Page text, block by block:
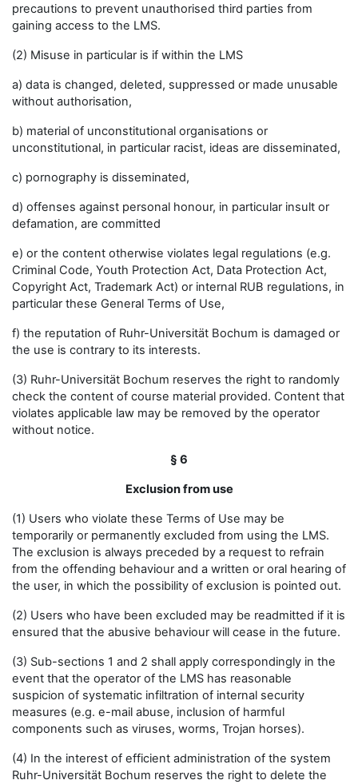
precautions to prevent unauthorised third parties from
gaining access to the LMS.
(2) Misuse in particular is if within the LMS
a) data is changed, deleted, suppressed or made unusable
without authorisation,
b) material of unconstitutional organisations or
unconstitutional, in particular racist, ideas are disseminated,
c) pornography is disseminated,
d) offenses against personal honour, in particular insult or
defamation, are committed
e) or the content otherwise violates legal regulations (e.g.
Criminal Code, Youth Protection Act, Data Protection Act,
Copyright Act, Trademark Act) or internal RUB regulations, in
particular these General Terms of Use,
f) the reputation of Ruhr-Universität Bochum is damaged or
the use is contrary to its interests.
(3) Ruhr-Universität Bochum reserves the right to randomly
check the content of course material provided. Content that
violates applicable law may be removed by the operator
without notice.
§ 6
Exclusion from use
(1) Users who violate these Terms of Use may be
temporarily or permanently excluded from using the LMS.
The exclusion is always preceded by a request to refrain
from the offending behaviour and a written or oral hearing of
the user, in which the possibility of exclusion is pointed out.
(2) Users who have been excluded may be readmitted if it is
ensured that the abusive behaviour will cease in the future.
(3) Sub-sections 1 and 2 shall apply correspondingly in the
event that the operator of the LMS has reasonable
suspicion of systematic infiltration of internal security
measures (e.g. e-mail abuse, inclusion of harmful
components such as viruses, worms, Trojan horses).
(4) In the interest of efficient administration of the system
Ruhr-Universität Bochum reserves the right to delete the